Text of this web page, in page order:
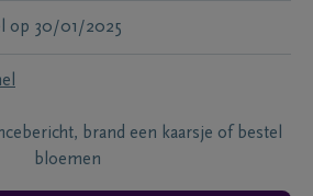
op 30/01/2025
brand een kaarsje of bestel
bloemen